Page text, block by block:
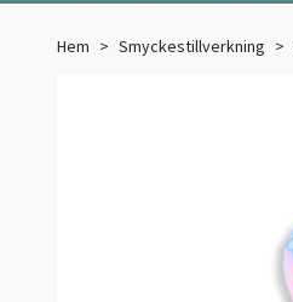
Hem Smyckestillverkning